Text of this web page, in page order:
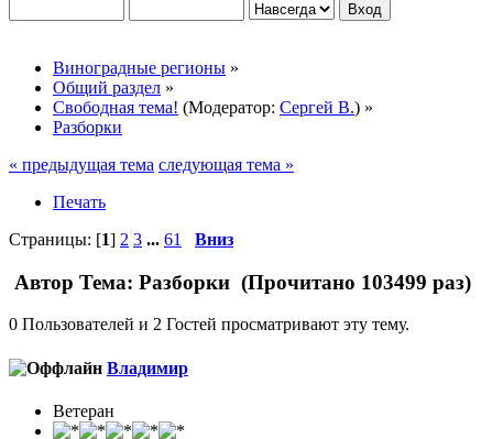
Виноградные регионы »
Общий раздел »
Свободная тема! (Модератор: Сергей В.) »
Разборки
« предыдущая тема следующая тема »
Печать
Страницы: [1] 2 3 ... 61 Вниз
Автор Тема: Разборки (Прочитано 103499 раз)
0 Пользователей и 2 Гостей просматривают эту тему.
Владимиp
Ветеран